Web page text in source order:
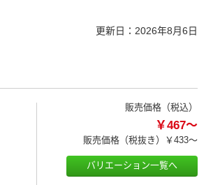
更新日： 2026年8月6日
販売価格（税込）
￥467～
販売価格（税抜き） ￥433～
バリエーション一覧へ